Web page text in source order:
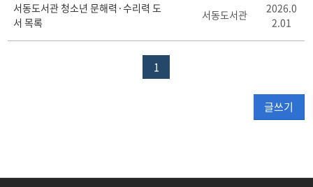
시
판
리
서동도서관 청소년 문해력·수리력 도
서 목록
서동도서관
2026.0
2.01
1
글쓰기